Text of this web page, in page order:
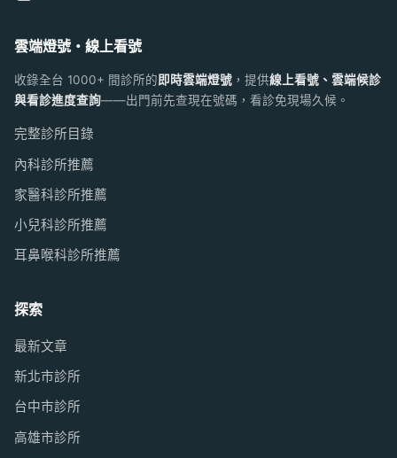
雲端燈號・線上看號
收錄全台 1000+ 間診所的即時雲端燈號 ，提供線上看號、雲端候診
與看診進度查詢——出門前先查現在號碼，看診免現場久候。
完整診所目錄
內科診所推薦
家醫科診所推薦
小兒科診所推薦
耳鼻喉科診所推薦
探索
最新文章
新北市診所
台中市診所
高雄市診所